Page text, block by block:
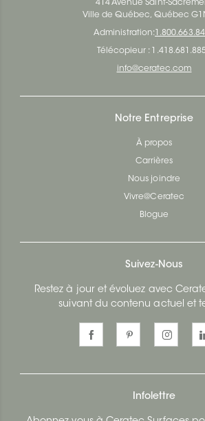
414 Avenue Saint-
Ville de Québec, Québec
Administration:
Télécopieur :
info@ceratec.com
Notre Entreprise
À propos
Carrières
Nous joindre
Vivre@Ceratec
Blogue
Suivez-Nous
Restez à jour et évoluez avec
suivant du contenu actuel et
Infolettre